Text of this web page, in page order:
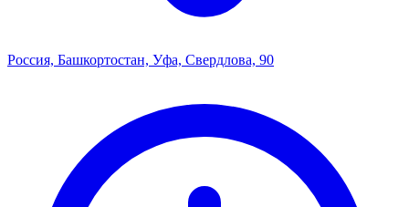
Россия, Башкортостан, Уфа, Свердлова, 90